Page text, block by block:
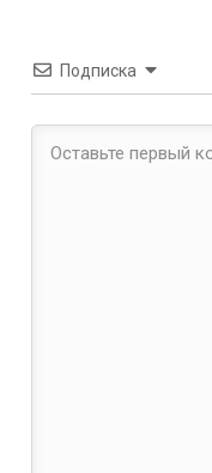
Подписка